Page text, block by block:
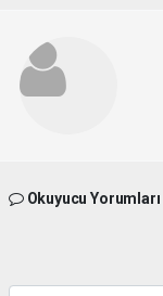
Okuyucu Yorumları